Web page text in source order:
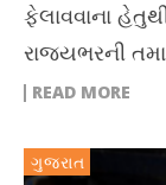
ફેલાવવાના
રાજ્યભરની
READ MORE
ગુજરાત